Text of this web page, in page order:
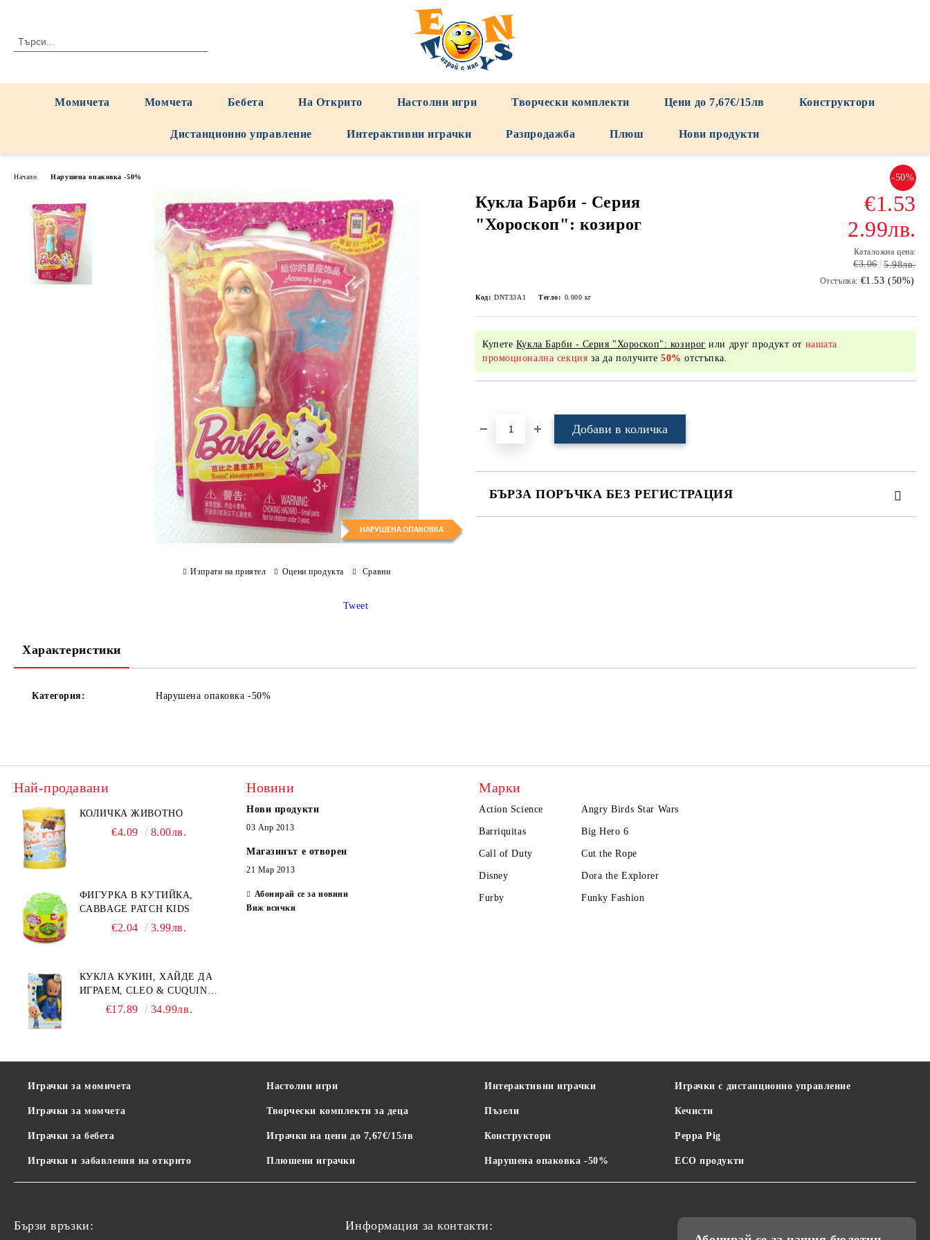
Момичета Момчета Бебета На Открито Настолни игри Творчески комплекти Цени до 7,67€/15лв Конструктори
Дистанционно управление Интерактивни играчки Разпродажба Плюш Нови продукти
Начало Нарушена опаковка -50%
Кукла Барби - Серия
"Хороскоп": козирог
-50%
€1.53
2.99лв.
Каталожна цена:
€3.06 5.98лв.
Отстъпка: €1.53 (50%)
Код: DNT33A1 Тегло: 0.000 кг
Купете Кукла Барби - Серия "Хороскоп": козирог или друг продукт от нашата
промоционална секция за да получите50% отстъпка.
БЪРЗА ПОРЪЧКА БЕЗ РЕГИСТРАЦИЯ
Изпрати на приятел Оцени продукта Сравни
Tweet
Характеристики
Категория: Нарушена опаковка -50%
Най-продавани
КОЛИЧКА ЖИВОТНО
€4.09 8.00лв.
ФИГУРКА В КУТИЙКА,
CABBAGE PATCH KIDS
€2.04 3.99лв.
КУКЛА КУКИН, ХАЙДЕ ДА
ИГРАЕМ, CLEO & CUQUIN,
25 СМ.€17.89 34.99лв.
Новини
Нови продукти
03 Апр 2013
Магазинът е отворен
21 Мар 2013
Абонирай се за новини
Виж всички
Марки
Action Science Angry Birds Star Wars
Barriquitas Big Hero 6
Call of Duty Cut the Rope
Disney Dora the Explorer
Furby Funky Fashion
Играчки за момичета
Играчки за момчета
Играчки за бебета
Играчки и забавления на открито
Настолни игри
Творчески комплекти за деца
Играчки на цени до 7,67€/15лв
Плюшени играчки
Интерактивни играчки
Пъзели
Конструктори
Нарушена опаковка -50%
Играчки с дистанционно управление
Кечисти
Peppa Pig
ECO продукти
Бързи връзки:
Информация за контакти: